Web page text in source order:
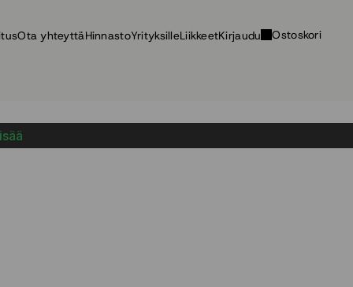
Ota yhteyttäHinnastoYrityksilleLiikkeetKirjaudu Ostoskori